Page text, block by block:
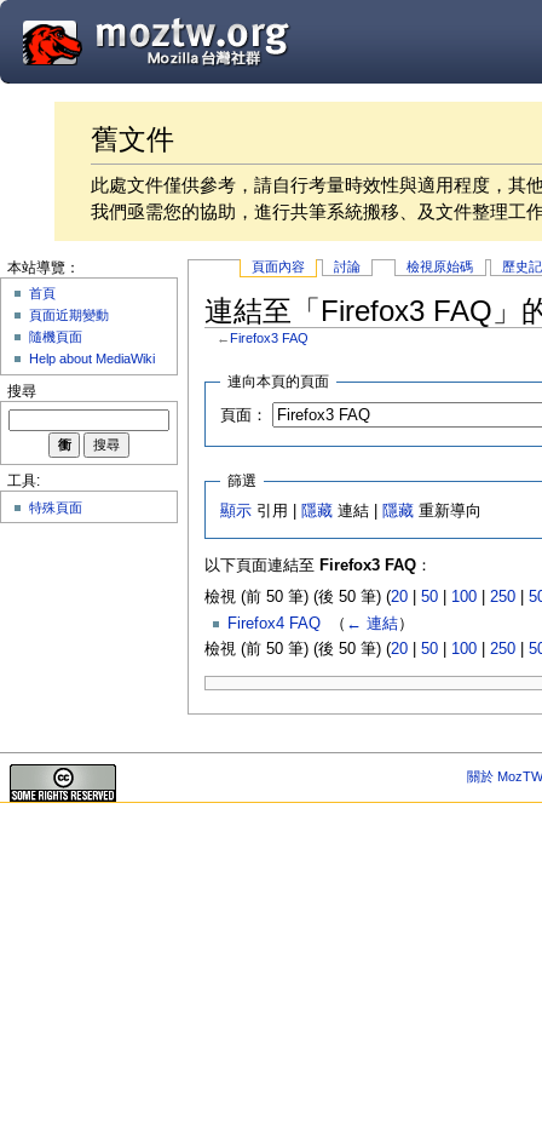
舊文件
此處文件僅供參考，請自行考量時效性與適用程度，其
我們亟需您的協助，進行共筆系統搬移、及文件整理工
頁面內容 討論 檢視原始碼 歷史
連結至「Firefox3 FAQ」
← Firefox3 FAQ
連向本頁的頁面
頁面：
篩選
顯示 引用 | 隱藏 連結 | 隱藏 重新導向
以下頁面連結至 Firefox3 FAQ：
檢視 (前 50 筆) (後 50 筆) (20| 50| 100| 250|
Firefox4 FAQ‎ （ ← 連結）
檢視 (前 50 筆) (後 50 筆) (20| 50| 100| 250|
本站導覽：
首頁
頁面近期變動
隨機頁面
Help about MediaWiki
搜尋
工具:
特殊頁面
關於